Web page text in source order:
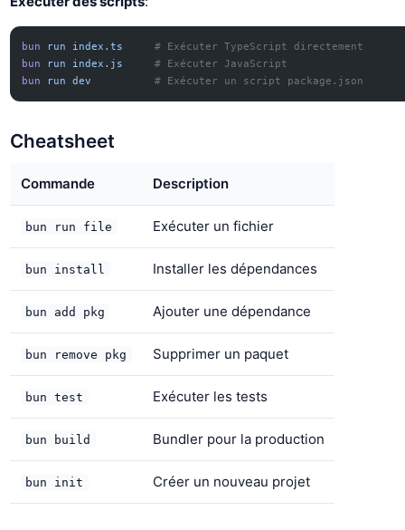
bun run index.ts
     # Exécuter TypeScript directement
bun
run index.js
     # Exécuter JavaScript
bun
run dev
          # Exécuter un script package.json
Cheatsheet
Commande Description
bun run file Exécuter un fichier
bun install Installer les dépendances
bun add pkg Ajouter une dépendance
bun remove pkg Supprimer un paquet
bun test Exécuter les tests
bun build Bundler pour la production
bun init Créer un nouveau projet